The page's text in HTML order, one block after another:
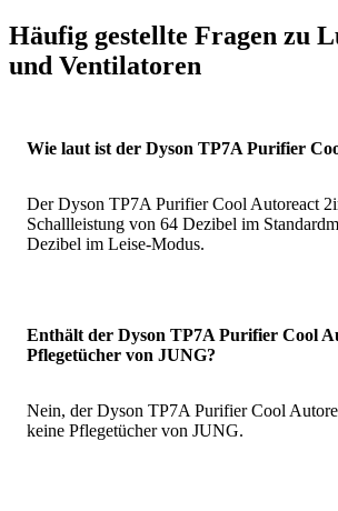
Häufig gestellte Fragen zu
und Ventilatoren
Wie laut ist der Dyson TP7A Purifier
Der Dyson TP7A Purifier Cool Autoreact
Schallleistung von 64 Dezibel im
Dezibel im Leise-Modus.
Enthält der Dyson TP7A Purifier Cool
Pflegetücher von JUNG?
Nein, der Dyson TP7A Purifier Cool
keine Pflegetücher von JUNG.